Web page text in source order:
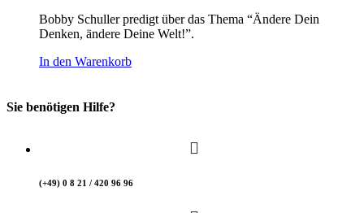
Bobby Schuller predigt über das Thema “Ändere Dein
Denken, ändere Deine Welt!”.
In den Warenkorb
Sie benötigen Hilfe?
(+49) 0 8 21 / 420 96 96